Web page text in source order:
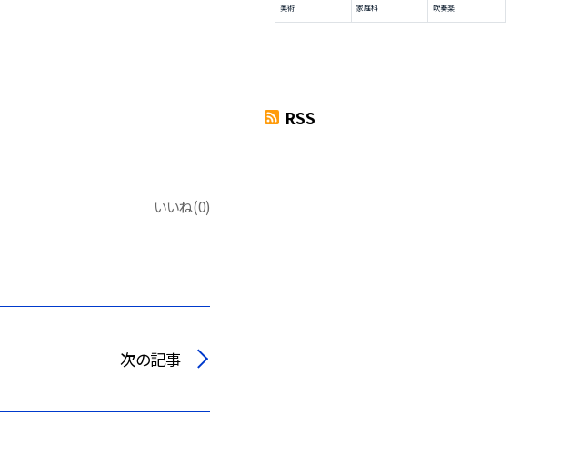
いいね(0)
次の記事
美術 家庭科 吹奏楽
RSS